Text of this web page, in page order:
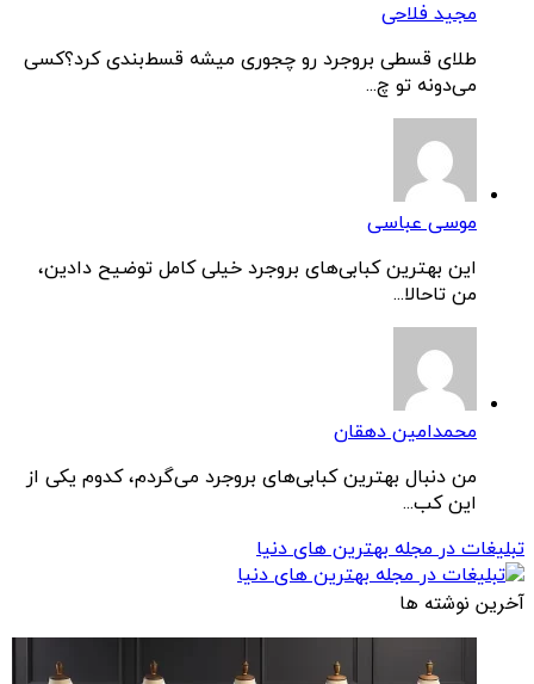
مجید فلاحی
طلای قسطی بروجرد رو چجوری میشه قسط‌بندی کرد؟کسی
می‌دونه تو چ...
موسی عباسی
این بهترین کبابی‌های بروجرد خیلی کامل توضیح دادین،
من تاحالا...
محمدامین دهقان
من دنبال بهترین کبابی‌های بروجرد می‌گردم، کدوم یکی از
این کب...
تبلیغات در مجله بهترین های دنیا
آخرین نوشته ها